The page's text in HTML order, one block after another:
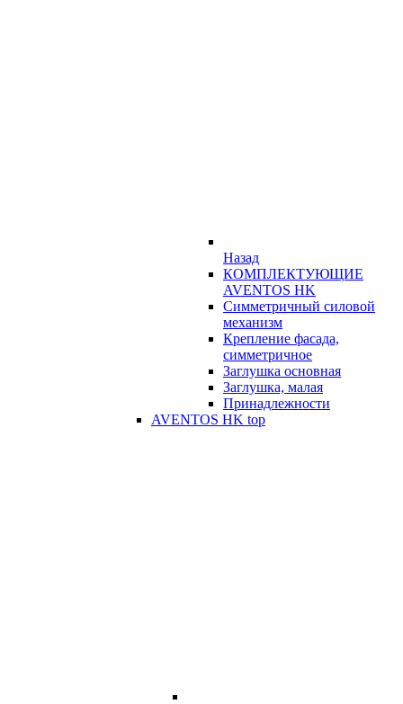
Назад
КОМПЛЕКТУЮЩИЕ
AVENTOS HK
Симметричный силовой
механизм
Крепление фасада,
симметричное
Заглушка основная
Заглушка, малая
Принадлежности
AVENTOS HK top